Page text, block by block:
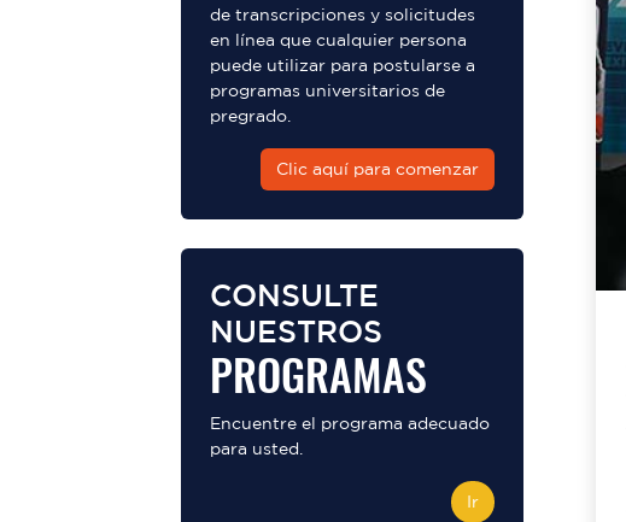
de transcripciones y solicitudes
en línea que cualquier persona
puede utilizar para postularse a
programas universitarios de
pregrado.
Clic aquí para comenzar
CONSULTE
NUESTROS
PROGRAMAS
Encuentre el programa adecuado
para usted.
Ir